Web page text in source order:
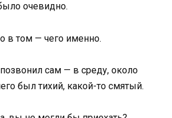
очевидно.
в том — чего именно.
сам — в среду, около
был тихий, какой-то смятый.